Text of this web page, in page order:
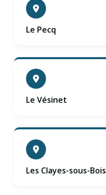
Le Pecq
Le Vésinet
Les Clayes-sous-Bois